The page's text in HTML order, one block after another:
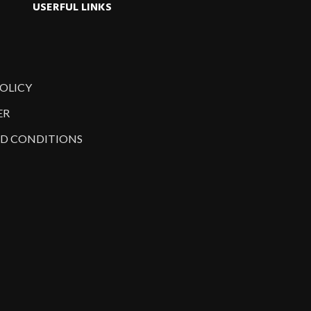
USERFUL LINKS
CONDITIONS